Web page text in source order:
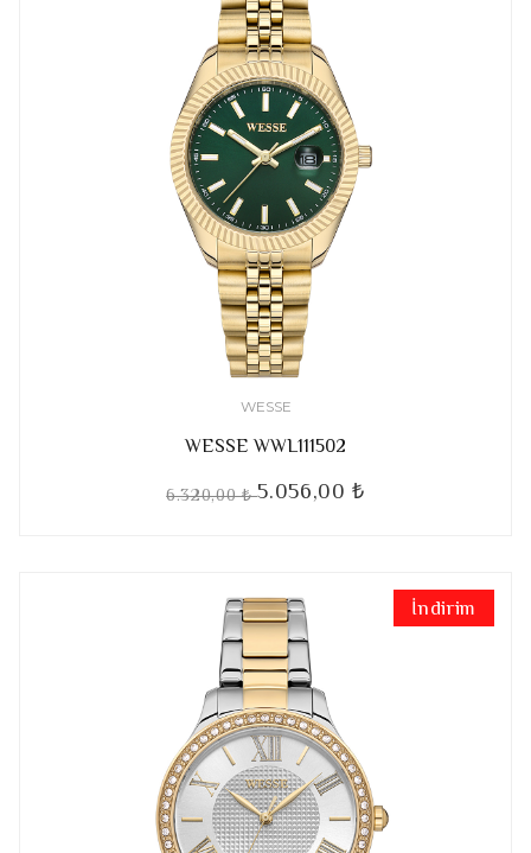
WESSE
WESSE WWL111502
6.320,00 ₺5.056,00 ₺
İndirim